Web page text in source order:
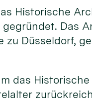
Historische
Das
Düsseldorf,
das